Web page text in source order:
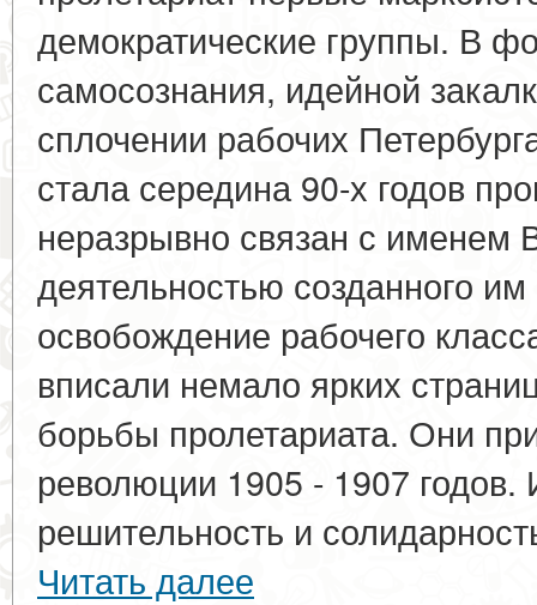
демократические группы. В
самосознания, идейной
сплочении рабочих
стала середина 90-х годов
неразрывно связан с именем
деятельностью созданного
освобождение рабочего
вписали немало ярких
борьбы пролетариата. Они
революции 1905 - 1907
решительность и
Читать далее